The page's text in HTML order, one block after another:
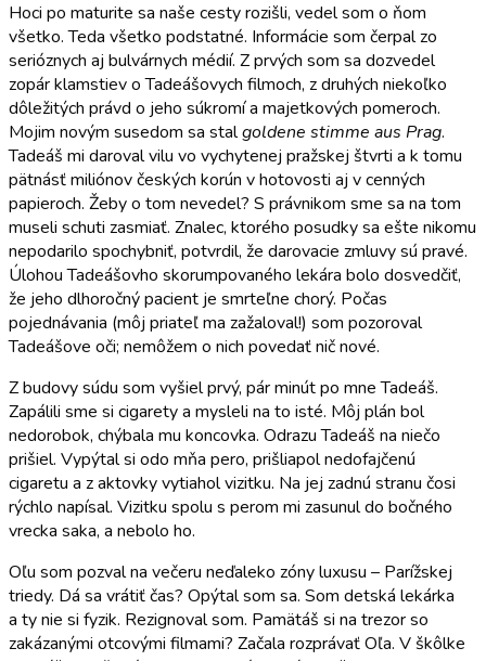
Hoci po maturite sa naše cesty rozišli, vedel som o ňom
všetko. Teda všetko podstatné. Informácie som čerpal zo
serióznych aj bulvárnych médií. Z prvých som sa dozvedel
zopár klamstiev o Tadeášovych filmoch, z druhých niekoľko
dôležitých právd o jeho súkromí a majetkových pomeroch.
Mojim novým susedom sa stalgoldene stimme aus Prag.
Tadeáš mi daroval vilu vo vychytenej pražskej štvrti a k tomu
pätnásť miliónov českých korún v hotovosti aj v cenných
papieroch. Žeby o tom nevedel? S právnikom sme sa na tom
museli schuti zasmiať. Znalec, ktorého posudky sa ešte nikomu
nepodarilo spochybniť, potvrdil, že darovacie zmluvy sú pravé.
Úlohou Tadeášovho skorumpovaného lekára bolo dosvedčiť,
že jeho dlhoročný pacient je smrteľne chorý. Počas
pojednávania (môj priateľ ma zažaloval!) som pozoroval
Tadeášove oči; nemôžem o nich povedať nič nové.
Z budovy súdu som vyšiel prvý, pár minút po mne Tadeáš.
Zapálili sme si cigarety a mysleli na to isté. Môj plán bol
nedorobok, chýbala mu koncovka. Odrazu Tadeáš na niečo
prišiel. Vypýtal si odo mňa pero, prišliapol nedofajčenú
cigaretu a z aktovky vytiahol vizitku. Na jej zadnú stranu čosi
rýchlo napísal. Vizitku spolu s perom mi zasunul do bočného
vrecka saka, a nebolo ho.
Oľu som pozval na večeru neďaleko zóny luxusu – Parížskej
triedy. Dá sa vrátiť čas? Opýtal som sa. Som detská lekárka
a ty nie si fyzik. Rezignoval som. Pamätáš si na trezor so
zakázanými otcovými filmami? Začala rozprávať Oľa. V škôlke